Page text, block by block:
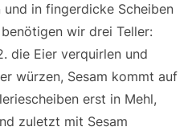
und in fingerdicke Scheiben
wir drei Teller:
die Eier verquirlen und
würzen, Sesam kommt auf
erst in Mehl,
zuletzt mit Sesam